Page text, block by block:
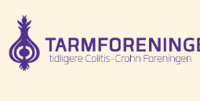
indhold